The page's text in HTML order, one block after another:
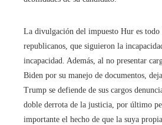
La divulgación del impuesto Hur es todo
republicanos, que siguieron la
incapacidad. Además, al no presentar
Biden por su manejo de documentos,
Trump se defiende de sus cargos
doble derrota de la justicia, por último
importante el hecho de que la suya